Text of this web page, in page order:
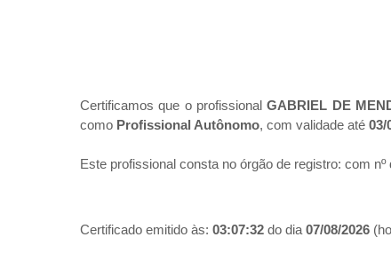
Certificamos que o profissionalGABRIEL DE
como Profissional Autônomo, com validade até 03/
Este profissional consta no órgão de registro: com nº
Certificado emitido às: 03:07:32 do dia 07/08/2026